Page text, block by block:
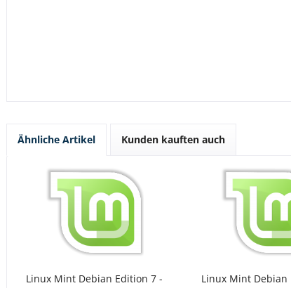
Ähnliche Artikel Kunden kauften auch
Linux Mint Debian Edition 7 -
Linux Mint Debian